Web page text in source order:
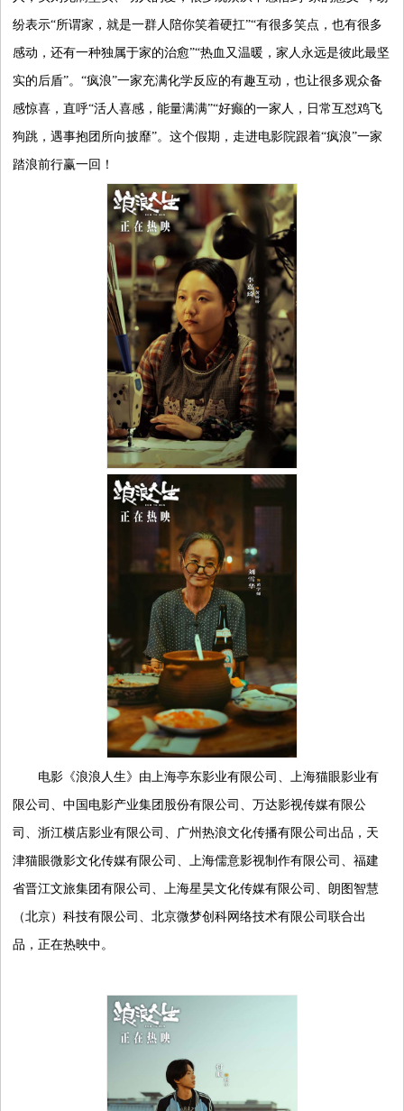
纷表示“所谓家，就是一群人陪你笑着硬扛”“有很多笑点，也有很多
感动，还有一种独属于家的治愈”“热血又温暖，家人永远是彼此最坚
实的后盾”。“疯浪”一家充满化学反应的有趣互动，也让很多观众备
感惊喜，直呼“活人喜感，能量满满”“好癫的一家人，日常互怼鸡飞
狗跳，遇事抱团所向披靡”。这个假期，走进电影院跟着“疯浪”一家
踏浪前行赢一回！
电影《浪浪人生》由上海亭东影业有限公司、上海猫眼影业有
限公司、中国电影产业集团股份有限公司、万达影视传媒有限公
司、浙江横店影业有限公司、广州热浪文化传播有限公司出品，天
津猫眼微影文化传媒有限公司、上海儒意影视制作有限公司、福建
省晋江文旅集团有限公司、上海星昊文化传媒有限公司、朗图智慧
（北京）科技有限公司、北京微梦创科网络技术有限公司联合出
品，正在热映中。